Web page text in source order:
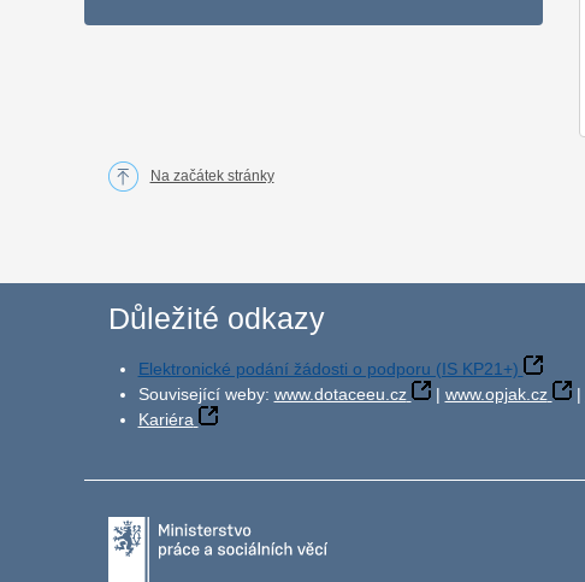
Na začátek stránky
Důležité odkazy
Elektronické podání žádosti o podporu (IS KP21+)
Související weby: www.dotaceeu.cz | www.opjak.cz |
Kariéra